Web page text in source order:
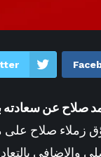
سيلتيك7 ساعات ago
بعد المسرح 30 دقيقة ago
والإضافي